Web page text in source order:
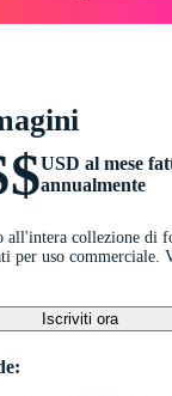
USD al mese
annualmente
all'intera collezione di
per uso commerciale.
Iscriviti ora